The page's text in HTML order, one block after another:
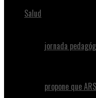
Salud
jornada
propone que